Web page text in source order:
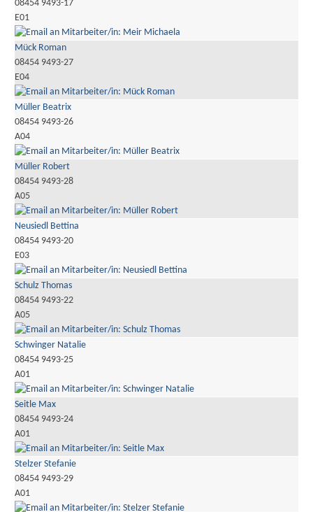
08454 9493-17
E01
Mück Roman
08454 9493-27
E04
Müller Beatrix
08454 9493-26
A04
Müller Robert
08454 9493-28
A05
Neusiedl Bettina
08454 9493-20
E03
Schulz Thomas
08454 9493-22
A05
Schwinger Natalie
08454 9493-25
A01
Seitle Max
08454 9493-24
A01
Stelzer Stefanie
08454 9493-29
A01